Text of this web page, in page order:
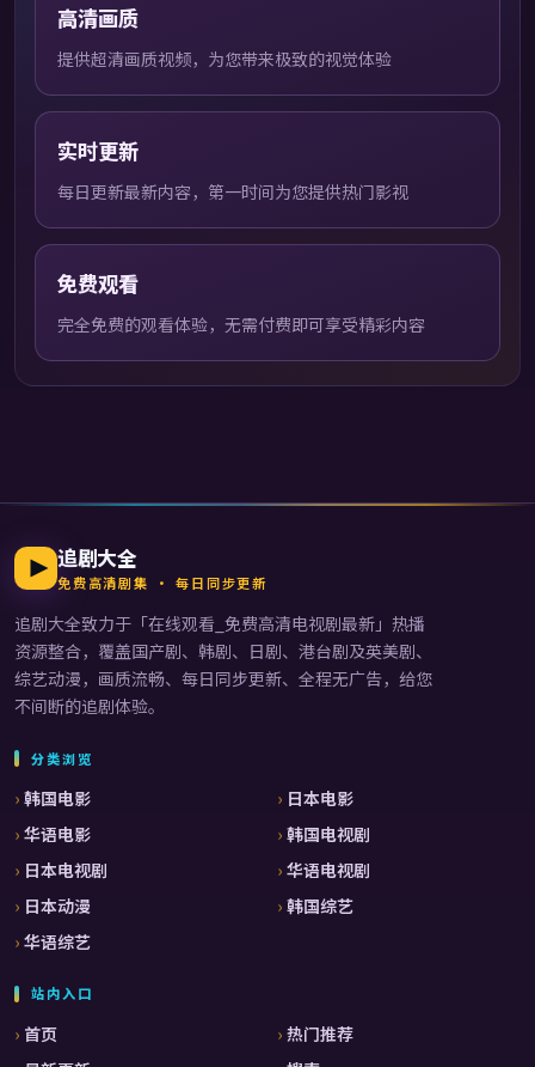
高清画质
提供超清画质视频，为您带来极致的视觉体验
实时更新
每日更新最新内容，第一时间为您提供热门影视
免费观看
完全免费的观看体验，无需付费即可享受精彩内容
追剧大全
免费高清剧集 · 每日同步更新
追剧大全致力于「在线观看_免费高清电视剧最新 」热播
资源整合，覆盖国产剧、韩剧、日剧、港台剧及英美剧、
综艺动漫，画质流畅、每日同步更新、全程无广告，给您
不间断的追剧体验。
分类浏览
韩国电影
日本电影
华语电影
韩国电视剧
日本电视剧
华语电视剧
日本动漫
韩国综艺
华语综艺
站内入口
首页
热门推荐